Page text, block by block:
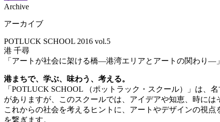
Archive
アーカイブ
POTLUCK SCHOOL 2016 vol.5
港 千尋
「アートが社会に架ける橋―港湾エリアとアートの関わり―
港まちで、学ぶ、味わう、考える。
「POTLUCK SCHOOL （ポットラック・スクール）」は
がありますが、このスクールでは、アイデアや知恵、時に
これからの社会を考えるヒントに、アートやデザインの視
を繋ぎます。